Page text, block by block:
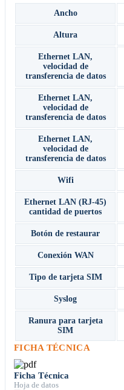
Ancho
Altura
Ethernet LAN,
velocidad de
transferencia de datos
Ethernet LAN,
velocidad de
transferencia de datos
Ethernet LAN,
velocidad de
transferencia de datos
Wifi
Ethernet LAN (RJ-45)
cantidad de puertos
Botón de restaurar
Conexión WAN
Tipo de tarjeta SIM
Syslog
Ranura para tarjeta
SIM
FICHA TÉCNICA
Ficha Técnica
Hoja de datos